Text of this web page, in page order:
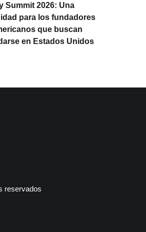
Summit 2026: Una
para los fundadores
que buscan
en Estados Unidos
reservados